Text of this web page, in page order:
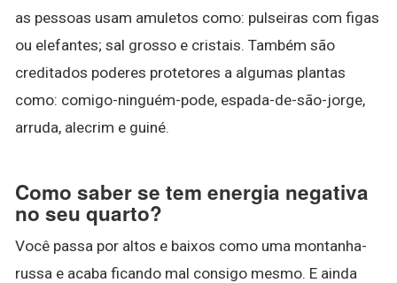
as pessoas usam amuletos como: pulseiras com figas
ou elefantes; sal grosso e cristais. Também são
creditados poderes protetores a algumas plantas
como: comigo-ninguém-pode, espada-de-são-jorge,
arruda, alecrim e guiné.
Como saber se tem energia negativa
no seu quarto?
Você passa por altos e baixos como uma montanha-
russa e acaba ficando mal consigo mesmo. E ainda